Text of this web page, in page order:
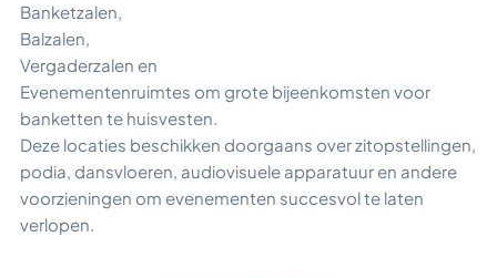
Banketzalen,
Balzalen,
Vergaderzalen en
Evenementenruimtes om grote bijeenkomsten voor
banketten te huisvesten.
Deze locaties beschikken doorgaans over zitopstellingen,
podia, dansvloeren, audiovisuele apparatuur en andere
voorzieningen om evenementen succesvol te laten
verlopen.